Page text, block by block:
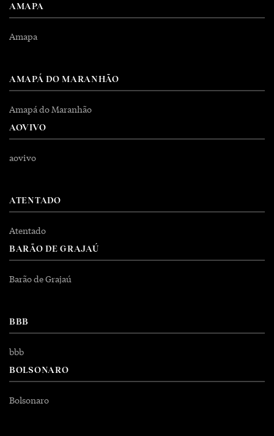
AMAPA
Amapa
AMAPÁ DO MARANHÃO
Amapá do Maranhão
AOVIVO
aovivo
ATENTADO
Atentado
BARÃO DE GRAJAÚ
Barão de Grajaú
BBB
bbb
BOLSONARO
Bolsonaro